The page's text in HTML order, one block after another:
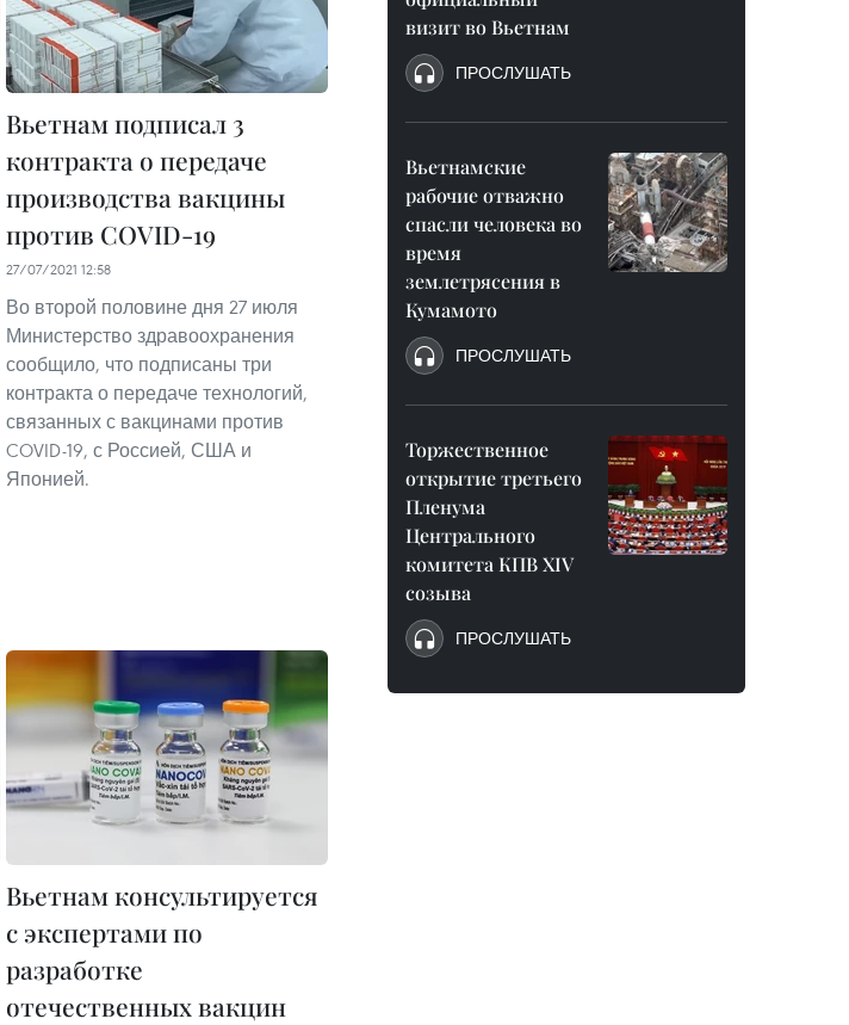
Вьетнам подписал 3
контракта о передаче
производства вакцины
против COVID-19
27/07/2021 12:58
Во второй половине дня 27 июля
Министерство здравоохранения
сообщило, что подписаны три
контракта о передаче технологий,
связанных с вакцинами против
COVID-19, с Россией, США и
Японией.
Вьетнам консультируется
с экспертами по
разработке
отечественных вакцин
визит во Вьетнам
ПРОСЛУШАТЬ
Вьетнамские
рабочие отважно
спасли человека во
время
землетрясения в
Кумамото
ПРОСЛУШАТЬ
Торжественное
открытие третьего
Пленума
Центрального
комитета КПВ XIV
созыва
ПРОСЛУШАТЬ